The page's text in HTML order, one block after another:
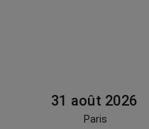
31 août 2026
Paris